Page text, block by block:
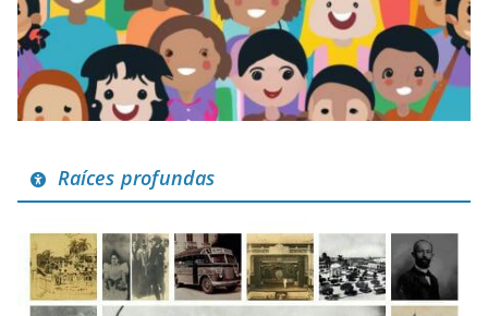
Raíces profundas